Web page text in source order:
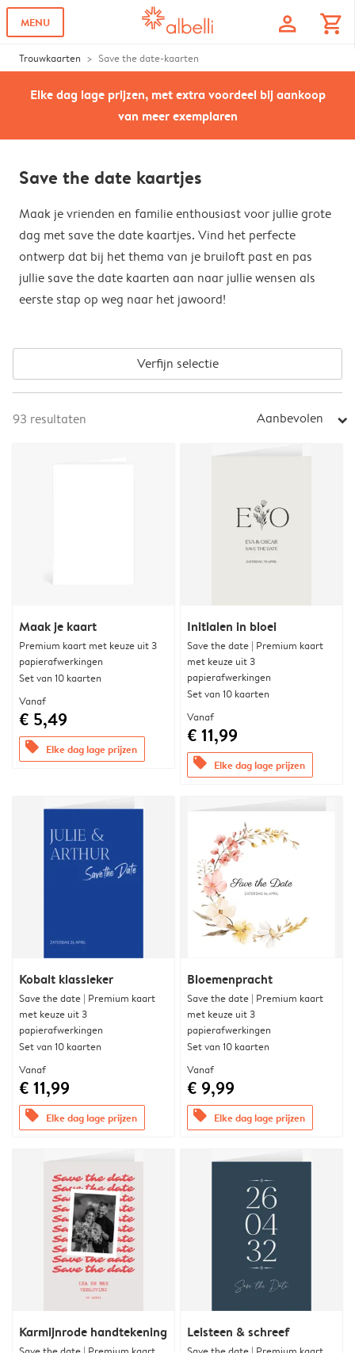
MENU profile shopping_cart
Trouwkaarten Save the date-kaarten
Elke dag lage prijzen, met extra voordeel bij aankoop
van meer exemplaren
Save the date kaartjes
Maak je vrienden en familie enthousiast voor jullie grote
dag met save the date kaartjes. Vind het perfecte
ontwerp dat bij het thema van je bruiloft past en pas
jullie save the date kaarten aan naar jullie wensen als
eerste stap op weg naar het jawoord!
Verfijn selectie
93 resultaten Aanbevolen arrow_right
Maak je kaart
Premium kaart met keuze uit 3
papierafwerkingen
Set van 10 kaarten
Vanaf
€ 5,49
offers Elke dag lage prijzen
Initialen in bloei
Save the date | Premium kaart
met keuze uit 3
papierafwerkingen
Set van 10 kaarten
Vanaf
€ 11,99
offers Elke dag lage prijzen
Kobalt klassieker
Save the date | Premium kaart
met keuze uit 3
papierafwerkingen
Set van 10 kaarten
Vanaf
€ 11,99
offers Elke dag lage prijzen
Bloemenpracht
Save the date | Premium kaart
met keuze uit 3
papierafwerkingen
Set van 10 kaarten
Vanaf
€ 9,99
offers Elke dag lage prijzen
Karmijnrode handtekening Leisteen & schreef